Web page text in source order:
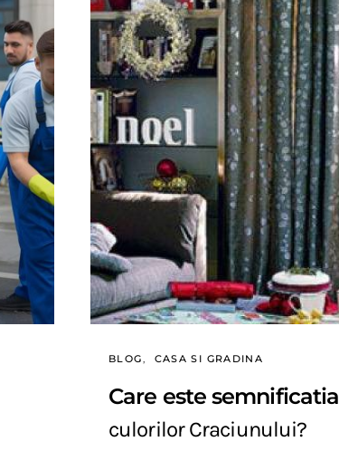
BLOG CASA SI GRADINA
Care este semnificatia
culorilor Craciunului?